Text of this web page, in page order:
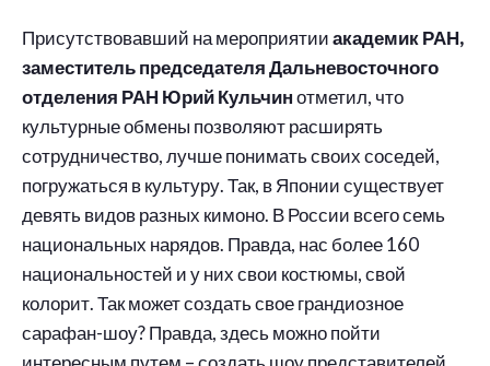
Присутствовавший на мероприятииакадемик РАН,
заместитель председателя Дальневосточного
отделения РАН Юрий Кульчинотметил, что
культурные обмены позволяют расширять
сотрудничество, лучше понимать своих соседей,
погружаться в культуру. Так, в Японии существует
девять видов разных кимоно. В России всего семь
национальных нарядов. Правда, нас более 160
национальностей и у них свои костюмы, свой
колорит. Так может создать свое грандиозное
сарафан-шоу? Правда, здесь можно пойти